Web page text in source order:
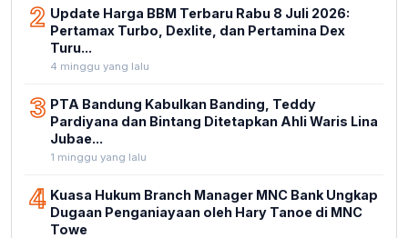
2 Update Harga BBM Terbaru Rabu 8 Juli 2026:
Pertamax Turbo, Dexlite, dan Pertamina Dex
Turu...
4 minggu yang lalu
3 PTA Bandung Kabulkan Banding, Teddy
Pardiyana dan Bintang Ditetapkan Ahli Waris Lina
Jubae...
1 minggu yang lalu
4 Kuasa Hukum Branch Manager MNC Bank Ungkap
Dugaan Penganiayaan oleh Hary Tanoe di MNC
Towe